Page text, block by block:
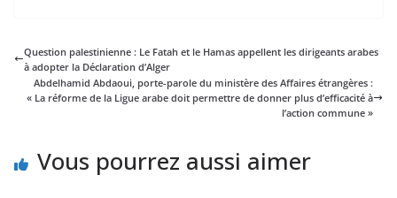
Question palestinienne : Le Fatah et le Hamas appellent les dirigeants arabes
à adopter la Déclaration d’Alger
Abdelhamid Abdaoui, porte-parole du ministère des Affaires étrangères :
« La réforme de la Ligue arabe doit permettre de donner plus d’efficacité à
l’action commune »
Vous pourrez aussi aimer